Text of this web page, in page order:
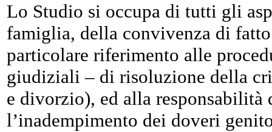
Lo Studio si occupa di tutti gli
famiglia, della convivenza di
particolare riferimento alle
giudiziali – di risoluzione della
e divorzio), ed alla responsabilità
l’inadempimento dei doveri